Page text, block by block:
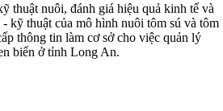
thuật nuôi, đánh giá hiệu quả kinh tế và
kỹ thuật của mô hình nuôi tôm sú và tôm
thông tin làm cơ sở cho việc quản lý
biển ở tỉnh Long An.